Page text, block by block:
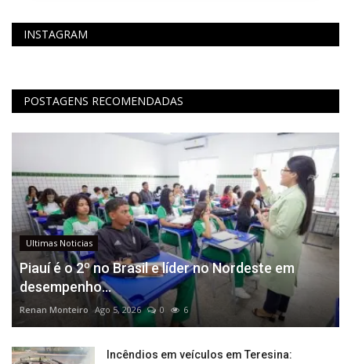
INSTAGRAM
POSTAGENS RECOMENDADAS
Ultimas Noticias
Piauí é o 2º no Brasil e líder no Nordeste em
desempenho...
Renan Monteiro Ago 5, 2026 0 6
Incêndios em veículos em Teresina: